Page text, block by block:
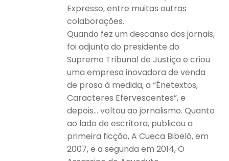
Expresso, entre muitas outras
colaborações.
Quando fez um descanso dos jornais,
foi adjunta do presidente do
Supremo Tribunal de Justiça e criou
uma empresa inovadora de venda
de prosa à medida, a “Énetextos,
Caracteres Efervescentes”, e
depois… voltou ao jornalismo. Quanto
ao lado de escritora, publicou a
primeira ficção, A Cueca Bibelô, em
2007, e a segunda em 2014, O